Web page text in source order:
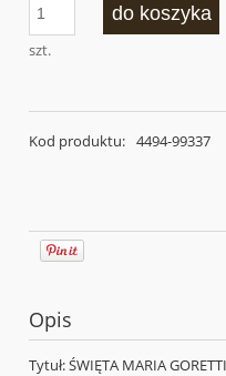
szt.
do koszyka
Kod produktu: 4494-99337
Opis
Tytuł: ŚWIĘTA MARIA